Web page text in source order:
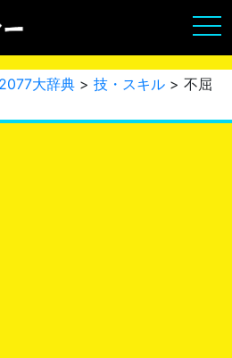
大辞典 > 技・スキル > 不屈